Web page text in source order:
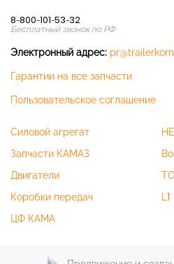
8-800-101-53-32
Бесплатный звонок по РФ
Электронный адрес:
Гарантии на все запчасти
Пользовательское соглашение
Силовой агрегат
Запчасти КАМАЗ
Двигатели
Коробки передач
ЦФ КАМА
L1